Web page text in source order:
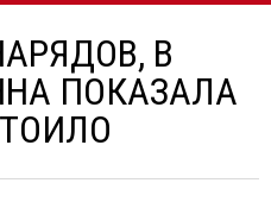
В
ПОКАЗАЛА